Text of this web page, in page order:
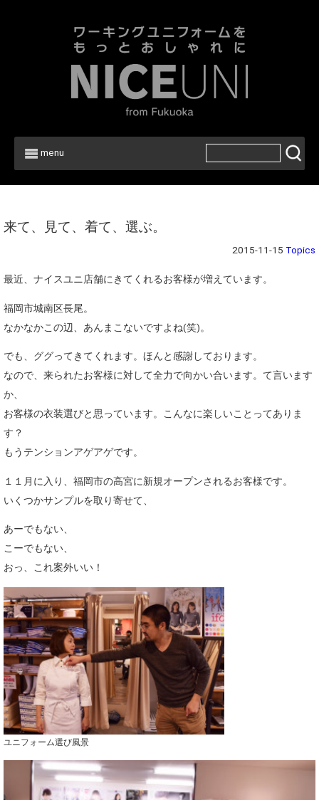
menu
来て、見て、着て、選ぶ。
2015-11-15 Topics
最近、ナイスユニ店舗にきてくれるお客様が増えています。
福岡市城南区長尾。
なかなかこの辺、あんまこないですよね(笑)。
でも、ググってきてくれます。ほんと感謝しております。
なので、来られたお客様に対して全力で向かい合います。て言います
か、
お客様の衣装選びと思っています。こんなに楽しいことってありま
す？
もうテンションアゲアゲです。
１１月に入り、福岡市の高宮に新規オープンされるお客様です。
いくつかサンプルを取り寄せて、
あーでもない、
こーでもない、
おっ、これ案外いい！
ユニフォーム選び風景